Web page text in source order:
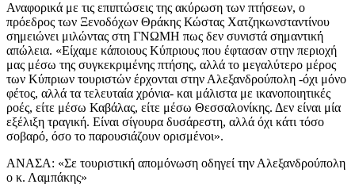
Αναφορικά με τις επιπτώσεις της ακύρωση των πτήσεων, ο
πρόεδρος των Ξενοδόχων Θράκης Κώστας Χατζηκωνσταντίνου
σημειώνει μιλώντας στη ΓΝΩΜΗ πως δεν συνιστά σημαντική
απώλεια. «Είχαμε κάποιους Κύπριους που έφτασαν στην περιοχή
μας μέσω της συγκεκριμένης πτήσης, αλλά το μεγαλύτερο μέρος
των Κύπριων τουριστών έρχονται στην Αλεξανδρούπολη -όχι μόνο
φέτος, αλλά τα τελευταία χρόνια- και μάλιστα με ικανοποιητικές
ροές, είτε μέσω Καβάλας, είτε μέσω Θεσσαλονίκης. Δεν είναι μία
εξέλιξη τραγική. Είναι σίγουρα δυσάρεστη, αλλά όχι κάτι τόσο
σοβαρό, όσο το παρουσιάζουν ορισμένοι».
ΑΝΑΣΑ: «Σε τουριστική απομόνωση οδηγεί την Αλεξανδρούπολη
ο κ. Λαμπάκης»